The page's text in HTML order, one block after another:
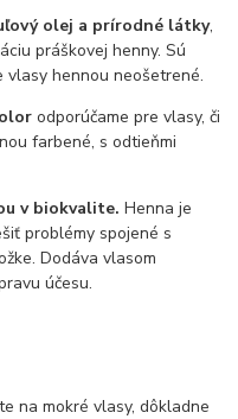
olej a prírodné látky,
práškovej henny. Sú
vlasy hennou neošetrené.
odporúčame pre vlasy, či
farbené, s odtieňmi
v biokvalite. Henna je
problémy spojené s
Dodáva vlasom
účesu.
na mokré vlasy, dôkladne